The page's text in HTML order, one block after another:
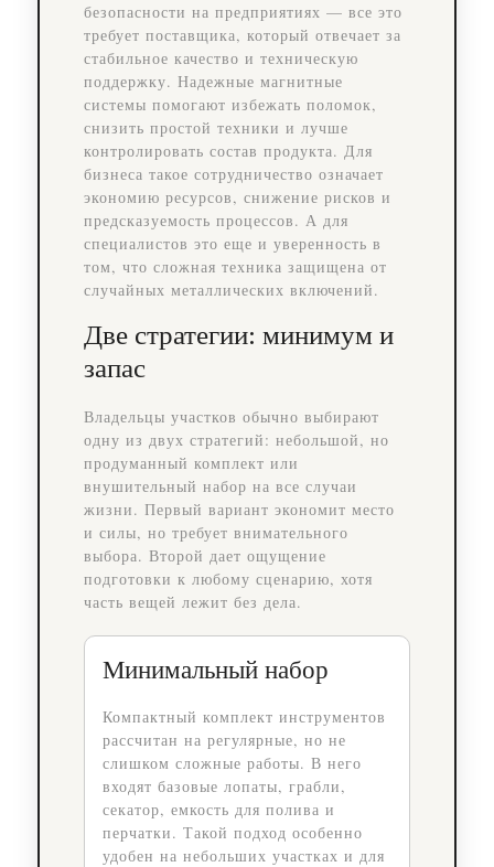
безопасности на предприятиях — все это
требует поставщика, который отвечает за
стабильное качество и техническую
поддержку. Надежные магнитные
системы помогают избежать поломок,
снизить простой техники и лучше
контролировать состав продукта. Для
бизнеса такое сотрудничество означает
экономию ресурсов, снижение рисков и
предсказуемость процессов. А для
специалистов это еще и уверенность в
том, что сложная техника защищена от
случайных металлических включений.
Две стратегии: минимум и
запас
Владельцы участков обычно выбирают
одну из двух стратегий: небольшой, но
продуманный комплект или
внушительный набор на все случаи
жизни. Первый вариант экономит место
и силы, но требует внимательного
выбора. Второй дает ощущение
подготовки к любому сценарию, хотя
часть вещей лежит без дела.
Минимальный набор
Компактный комплект инструментов
рассчитан на регулярные, но не
слишком сложные работы. В него
входят базовые лопаты, грабли,
секатор, емкость для полива и
перчатки. Такой подход особенно
удобен на небольших участках и для